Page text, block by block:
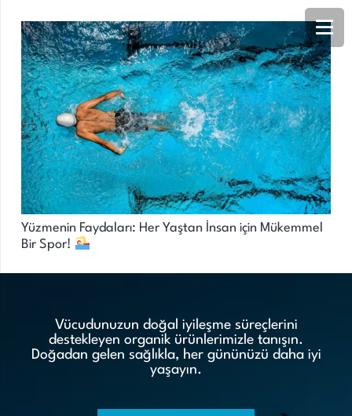
Yüzmenin Faydaları: Her Yaştan İnsan için Mükemmel
Bir Spor! ‍‍‍
Vücudunuzun doğal iyileşme süreçlerini
destekleyen organik ürünlerimizle tanışın.
Doğadan gelen sağlıkla, her gününüzü daha iyi
yaşayın.